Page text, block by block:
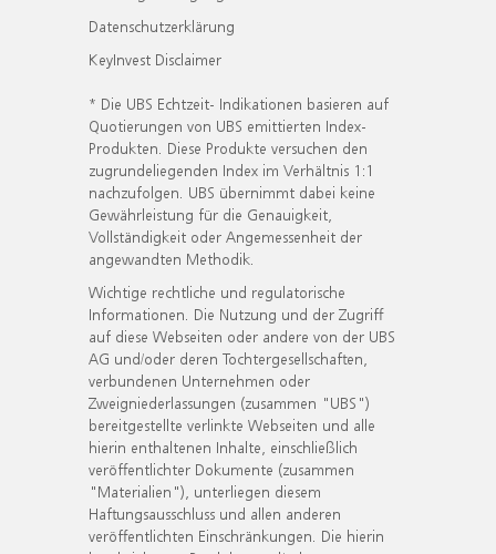
Datenschutzerklärung
KeyInvest Disclaimer
* Die UBS Echtzeit- Indikationen basieren auf
Quotierungen von UBS emittierten Index-
Produkten. Diese Produkte versuchen den
zugrundeliegenden Index im Verhältnis 1:1
nachzufolgen. UBS übernimmt dabei keine
Gewährleistung für die Genauigkeit,
Vollständigkeit oder Angemessenheit der
angewandten Methodik.
Wichtige rechtliche und regulatorische
Informationen. Die Nutzung und der Zugriff
auf diese Webseiten oder andere von der UBS
AG und/oder deren Tochtergesellschaften,
verbundenen Unternehmen oder
Zweigniederlassungen (zusammen "UBS")
bereitgestellte verlinkte Webseiten und alle
hierin enthaltenen Inhalte, einschließlich
veröffentlichter Dokumente (zusammen
"Materialien"), unterliegen diesem
Haftungsausschluss und allen anderen
veröffentlichten Einschränkungen. Die hierin